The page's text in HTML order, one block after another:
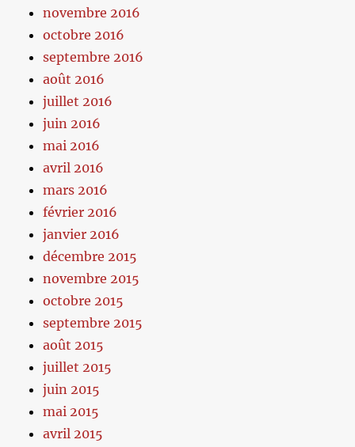
novembre 2016
octobre 2016
septembre 2016
août 2016
juillet 2016
juin 2016
mai 2016
avril 2016
mars 2016
février 2016
janvier 2016
décembre 2015
novembre 2015
octobre 2015
septembre 2015
août 2015
juillet 2015
juin 2015
mai 2015
avril 2015